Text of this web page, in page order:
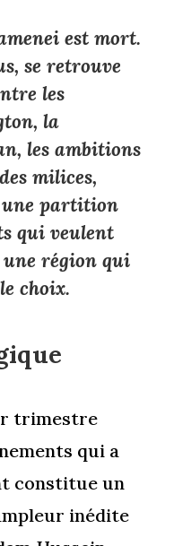
est mort.
se retrouve
les
la
les ambitions
milices,
partition
qui veulent
région qui
choix.
trimestre
qui a
constitue un
inédite